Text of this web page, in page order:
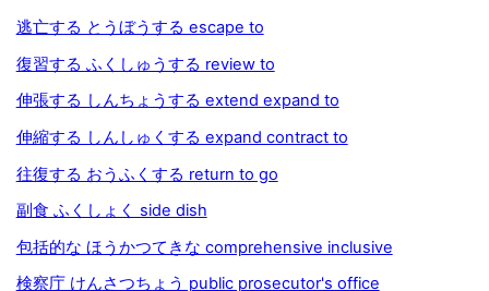
逃亡する とうぼうする escape to
復習する ふくしゅうする review to
伸張する しんちょうする extend expand to
伸縮する しんしゅくする expand contract to
往復する おうふくする return to go
副食 ふくしょく side dish
包括的な ほうかつてきな comprehensive inclusive
検察庁 けんさつちょう public prosecutor's office